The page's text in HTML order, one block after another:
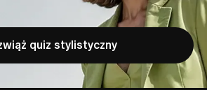
quiz stylistyczny